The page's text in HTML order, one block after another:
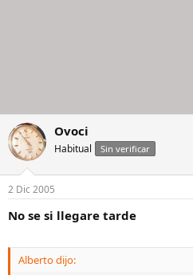
Ovoci
Habitual Sin verificar
2 Dic 2005
No se si llegare tarde
Alberto dijo: